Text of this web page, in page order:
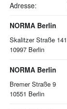
Adresse:
NORMA Berlin
Skalitzer Straße 141
10997 Berlin
NORMA Berlin
Bremer Straße 9
10551 Berlin